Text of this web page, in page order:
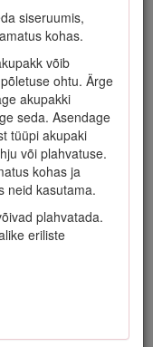
siseruumis,
kohas.
võib
ohtu. Ärge
akupakki
seda. Asendage
tüüpi akupaki
või plahvatuse.
kohas ja
neid kasutama.
plahvatada.
eriliste
vibreerima,
elektriline
kuni kogu
masinat
tehke kõik
peatage masin ja
lekkida
kokkupuutumisel
pöörduge arsti
põhjustada ärritust
puhastamist või
elektriline
ja oodake